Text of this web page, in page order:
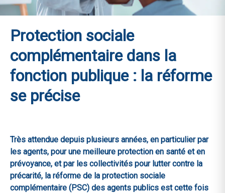
Protection sociale
complémentaire dans la
fonction publique : la réforme
se précise
Très attendue depuis plusieurs années, en particulier par
les agents, pour une meilleure protection en santé et en
prévoyance, et par les collectivités pour lutter contre la
précarité, la réforme de la protection sociale
complémentaire (PSC) des agents publics est cette fois